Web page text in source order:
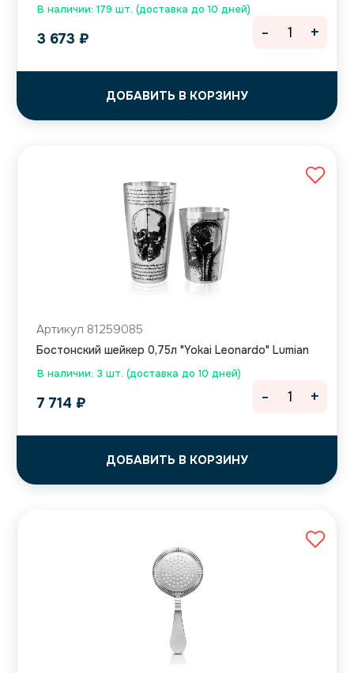
В наличии: 179 шт. (доставка до 10 дней)
3 673 ₽
ДОБАВИТЬ В КОРЗИНУ
- +
В наличии: 3 шт. (доставка до 10 дней)
Артикул 81259085
Бостонский шейкер 0,75л "Yokai Leonardo" Lumian
7 714 ₽
ДОБАВИТЬ В КОРЗИНУ
- +